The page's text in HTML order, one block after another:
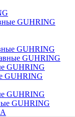
GUHRING
GUHRING
GUHRING
GUHRING
GUHRING
GUHRING
GUHRING